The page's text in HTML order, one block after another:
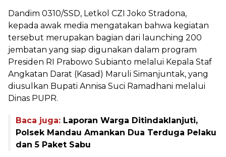
Dandim 0310/SSD, Letkol CZI Joko Stradona,
kepada awak media mengatakan bahwa kegiatan
tersebut merupakan bagian dari launching 200
jembatan yang siap digunakan dalam program
Presiden RI Prabowo Subianto melalui Kepala Staf
Angkatan Darat (Kasad) Maruli Simanjuntak, yang
diusulkan Bupati Annisa Suci Ramadhani melalui
Dinas PUPR.
Baca juga: Laporan Warga Ditindaklanjuti,
Polsek Mandau Amankan Dua Terduga Pelaku
dan 5 Paket Sabu